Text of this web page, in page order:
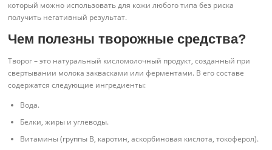
который можно использовать для кожи любого типа без риска
получить негативный результат.
Чем полезны творожные средства?
Творог – это натуральный кисломолочный продукт, созданный при
свертывании молока заквасками или ферментами. В его составе
содержатся следующие ингредиенты:
Вода.
Белки, жиры и углеводы.
Витамины (группы B, каротин, аскорбиновая кислота, токоферол).